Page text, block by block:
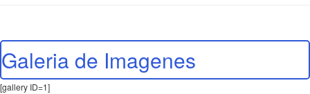
Galeria de Imagenes
[gallery ID=1]